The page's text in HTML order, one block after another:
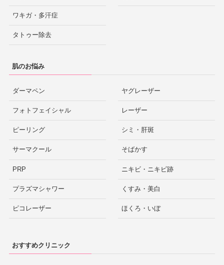
ワキガ・多汗症
タトゥー除去
肌のお悩み
ダーマペン
フォトフェイシャル
ピーリング
サーマクール
PRP
プラズマシャワー
ピコレーザー
ヤグレーザー
レーザー
シミ・肝斑
そばかす
ニキビ・ニキビ跡
くすみ・美白
ほくろ・いぼ
おすすめクリニック